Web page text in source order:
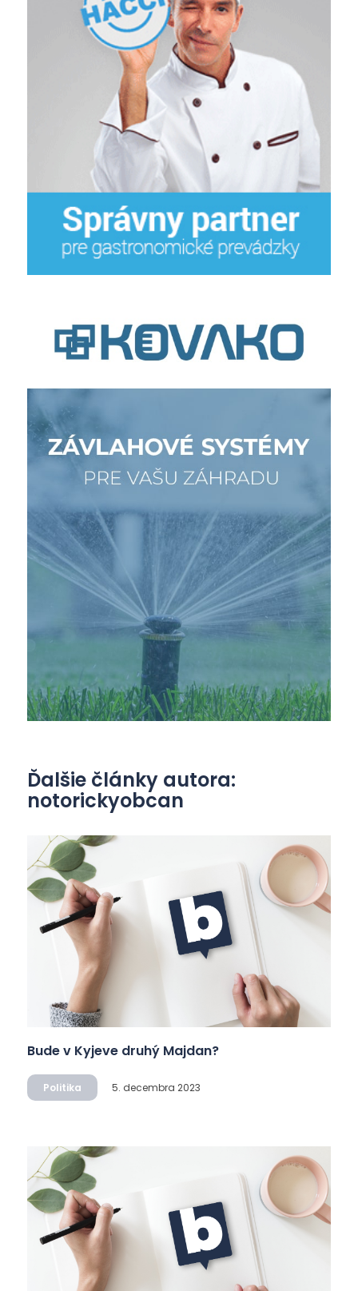
Ďalšie články autora:
notorickyobcan
Bude v Kyjeve druhý Majdan?
Politika 5. decembra 2023